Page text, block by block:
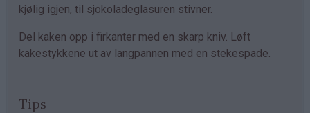
kjølig igjen, til sjokoladeglasuren stivner.
Del kaken opp i firkanter med en skarp kniv. Løft
kakestykkene ut av langpannen med en stekespade.
Tips